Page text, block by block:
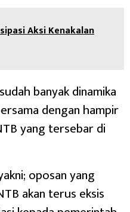
Aksi Kenakalan
banyak dinamika
dengan hampir
yang tersebar di
oposan yang
akan terus eksis